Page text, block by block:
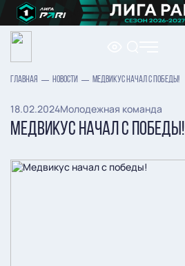
ГЛАВНАЯ НОВОСТИ МЕДВИКУС НАЧАЛ С ПОБЕДЫ!
18.02.2024Молодежная команда
МЕДВИКУС НАЧАЛ С ПОБЕДЫ!